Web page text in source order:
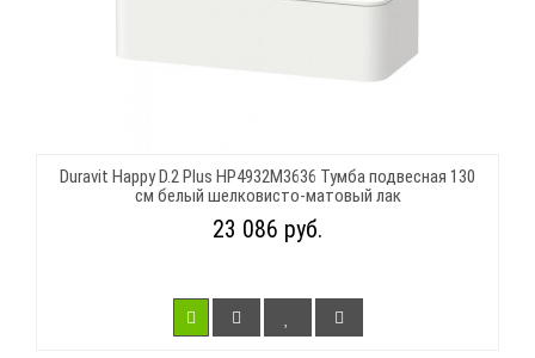
Duravit Happy D.2 Plus HP4932M3636 Тумба подвесная 130
см белый шелковисто-матовый лак
23 086 руб.